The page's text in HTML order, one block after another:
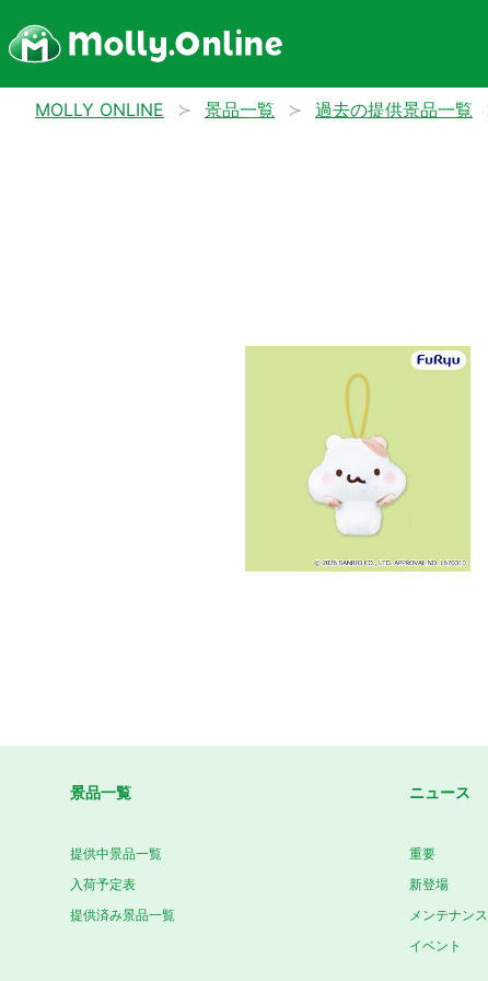
MOLLY ONLINE 景品一覧 過去の提供景品一覧
景品一覧
提供中景品一覧
入荷予定表
提供済み景品一覧
ニュース
重要
新登場
メンテナンス
イベント